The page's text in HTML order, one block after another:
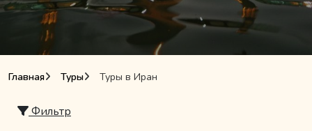
Главная Туры Туры в Иран
Фильтр